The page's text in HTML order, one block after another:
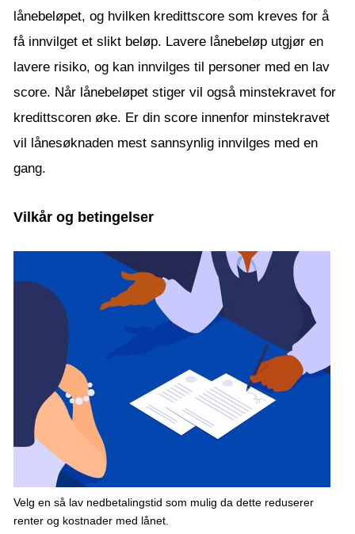
lånebeløpet, og hvilken kredittscore som kreves for å
få innvilget et slikt beløp. Lavere lånebeløp utgjør en
lavere risiko, og kan innvilges til personer med en lav
score. Når lånebeløpet stiger vil også minstekravet for
kredittscoren øke. Er din score innenfor minstekravet
vil lånesøknaden mest sannsynlig innvilges med en
gang.
Vilkår og betingelser
Velg en så lav nedbetalingstid som mulig da dette reduserer
renter og kostnader med lånet.